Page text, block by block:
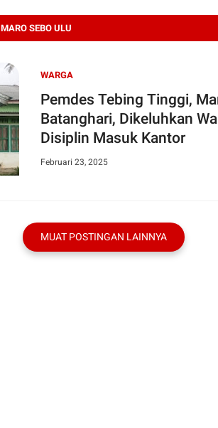
MARO SEBO ULU
WARGA
Pemdes Tebing Tinggi,
Batanghari, Dikeluhkan
Disiplin Masuk Kantor
Februari 23, 2025
MUAT POSTINGAN LAINNYA